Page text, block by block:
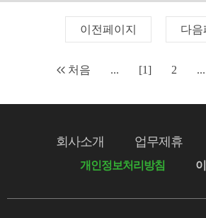
이전페이지 다음
처음 ... [1] 2 ...
회사소개 업무제휴
개인정보처리방침